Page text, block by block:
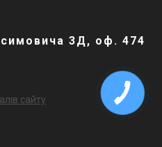
3Д, оф. 474
сайту